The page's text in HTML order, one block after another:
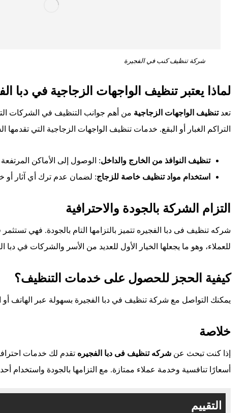
شركة تنظيف كنب في الفجيرة
لماذا يعتبر تنظيف الواجهات الزجاجية في دبا
تعدتنظيف الواجهات الزجاجية من أهم جوانب التنظيف في الشركات
التراكم الغبار أو البقع. خدمات تنظيف الواجهات الزجاجية التي
تنظيف النوافذ من الخارج والداخل: الوصول إلى الأماكن
استخدام مواد تنظيف خاصة للزجاج: لضمان عدم ترك أي آثار أو
التزام الشركة بالجودة والاحترافية
شركه تنظيف فى دبا الفجيره تتميز بالتزامها التام بالجودة. فهي
للعملاء، وهو ما يجعلها الخيار الأول للعديد من الأسر والشركات في دبا
كيفية الحجز للحصول على خدمات التنظيف؟
يمكنك التواصل مع شركة تنظيف في دبا الفجيرة بسهولة عبر الهاتف
خلاصة
إذا كنت تبحث عن شركه تنظيف فى دبا الفجيره تقدم لك خدمات
أسعارًا تنافسية وخدمة عملاء ممتازة. مع التزامها بالجودة واستخدام
التقييم